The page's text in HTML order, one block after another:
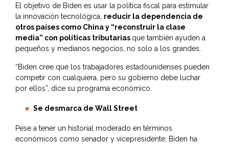
El objetivo de Biden es usar la política fiscal para estimular
la innovación tecnológica, reducir la dependencia de
otros países como China y “reconstruir la clase
media” con políticas tributarias que también ayuden a
pequeños y medianos negocios, no solo a los grandes.
“Biden cree que los trabajadores estadounidenses pueden
competir con cualquiera, pero su gobierno debe luchar
por ellos”, dice su programa económico.
Se desmarca de Wall Street
Pese a tener un historial moderado en términos
económicos como senador y vicepresidente, Biden ha